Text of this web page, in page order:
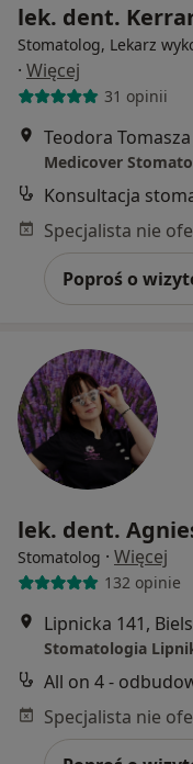
lek. dent.
Stomatolog, Lekarz
· Więcej
31 opinii
Teodora Tomasza
Medicover
Konsultacja
Poproś o
lek. dent.
Stomatolog · Więcej
132 opinie
Lipnicka 141,
Stomatologia